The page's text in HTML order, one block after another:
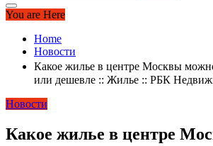
You are Here
Home
Новости
Какое жилье в центре Москвы
или дешевле :: Жилье :: РБК
Новости
Какое жилье в центре